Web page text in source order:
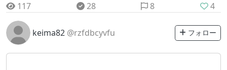
117 28 8 4
keima82 @rzfdbcyvfu フォロー